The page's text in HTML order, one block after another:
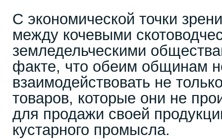
С экономической точки
между кочевыми
земледельческими
факте, что обеим общинам
взаимодействовать не
товаров, которые они не
для продажи своей
кустарного промысла.